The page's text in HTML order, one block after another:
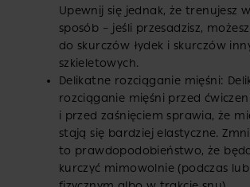
Upewnij się jednak, że trenujesz
sposób – jeśli przesadzisz,
do skurczów łydek i skurczów
szkieletowych.
Delikatne rozciąganie mięśni:
rozciąganie mięśni przed
i przed zaśnięciem sprawia, że
stają się bardziej elastyczne.
to prawdopodobieństwo, że
kurczyć mimowolnie (podczas lub